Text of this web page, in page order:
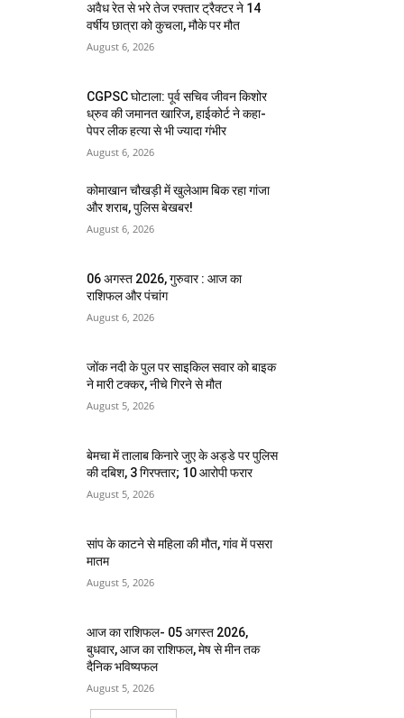
अवैध रेत से भरे तेज रफ्तार ट्रैक्टर ने 14
वर्षीय छात्रा को कुचला, मौके पर मौत
August 6, 2026
CGPSC घोटाला: पूर्व सचिव जीवन किशोर
ध्रुव की जमानत खारिज, हाईकोर्ट ने कहा-
पेपर लीक हत्या से भी ज्यादा गंभीर
August 6, 2026
कोमाखान चौखड़ी में खुलेआम बिक रहा गांजा
और शराब, पुलिस बेखबर!
August 6, 2026
06 अगस्त 2026, गुरुवार : आज का
राशिफल और पंचांग
August 6, 2026
जोंक नदी के पुल पर साइकिल सवार को बाइक
ने मारी टक्कर, नीचे गिरने से मौत
August 5, 2026
बेमचा में तालाब किनारे जुए के अड्डे पर पुलिस
की दबिश, 3 गिरफ्तार; 10 आरोपी फरार
August 5, 2026
सांप के काटने से महिला की मौत, गांव में पसरा
मातम
August 5, 2026
आज का राशिफल- 05 अगस्त 2026,
बुधवार, आज का राशिफल, मेष से मीन तक
दैनिक भविष्यफल
August 5, 2026